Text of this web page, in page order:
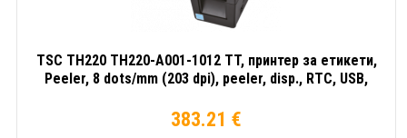
TSC TH220 TH220-A001-1012 TT, принтер за етикети,
Peeler, 8 dots/mm (203 dpi), peeler, disp., RTC, USB,
383.21 €